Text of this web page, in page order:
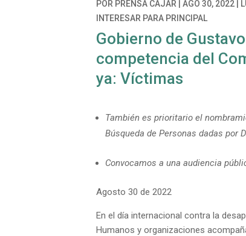
POR PRENSA CAJAR |AGO 30, 2022
INTERESAR PARA PRINCIPAL
Gobierno de
competencia del
ya: Víctimas
También es prioritario el
Búsqueda de Personas dadas por
Convocamos a una audiencia
Agosto 30 de 2022
En el día internacional contra la
Humanos y organizaciones